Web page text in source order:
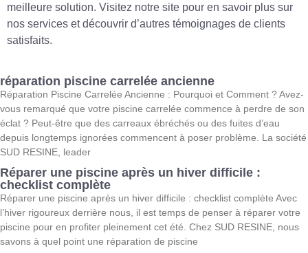
meilleure solution. Visitez notre site pour en savoir plus sur
nos services et découvrir d’autres témoignages de clients
satisfaits.
réparation piscine carrelée ancienne
Réparation Piscine Carrelée Ancienne : Pourquoi et Comment ? Avez-
vous remarqué que votre piscine carrelée commence à perdre de son
éclat ? Peut-être que des carreaux ébréchés ou des fuites d’eau
depuis longtemps ignorées commencent à poser problème. La société
SUD RESINE, leader
Réparer une piscine après un hiver difficile :
checklist complète
Réparer une piscine après un hiver difficile : checklist complète Avec
l’hiver rigoureux derrière nous, il est temps de penser à réparer votre
piscine pour en profiter pleinement cet été. Chez SUD RESINE, nous
savons à quel point une réparation de piscine